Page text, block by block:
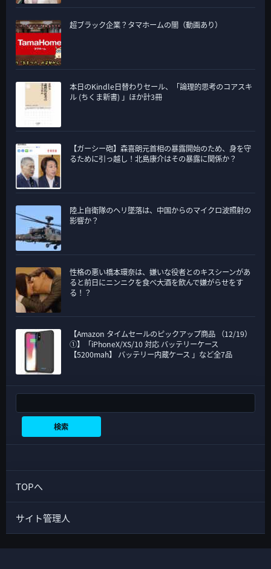
超ブラック企業？タマホームの闇（動画あり）
本日のKindle日替わりセール、「論理的思考のコアスキ
ル (ちくま新書) 」ほか計3冊
【ガーシー砲】森喜朗元首相の暴露開始のため、身を守
るために引っ越し！北島康介はその暴露に関係か？
陸上自衛隊のヘリ墜落は、中国からのマイクロ波照射の
影響か？
性格の悪い橋本環奈は、嫌いな役者とのキスシーンがあ
ると前日にニンニクを食べ大酒を飲んで嫌がらせをす
る！？
【Amazon タイムセールのピックアップ商品 （12/19）
①】「iPhoneX/XS/10 対応 バッテリーケース
【5200mah】 バッテリー内蔵ケース 」など全7品
検索
TOPへ
サイト管理人